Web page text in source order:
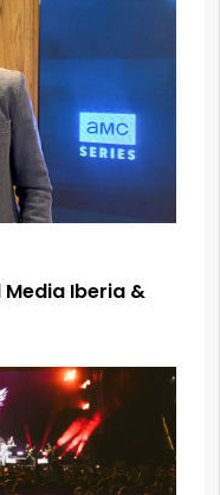
Media Iberia &